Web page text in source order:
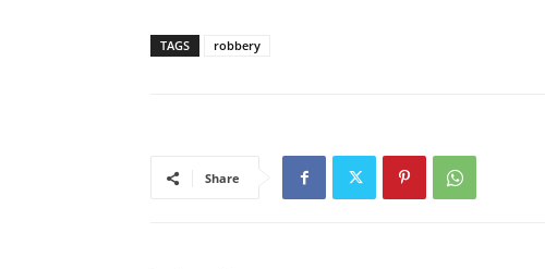
TAGS robbery
Share